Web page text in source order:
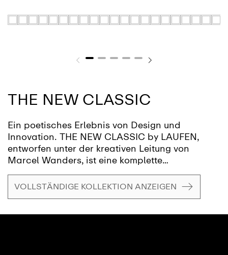
THE NEW CLASSIC
Ein poetisches Erlebnis von Design und
Innovation. THE NEW CLASSIC by LAUFEN,
entworfen unter der kreativen Leitung von
Marcel Wanders, ist eine komplette
Badkollektion, die zeitlose Eleganz für die
moderne Welt neu interpretiert. Von anmutig
VOLLSTÄNDIGE KOLLEKTION ANZEIGEN